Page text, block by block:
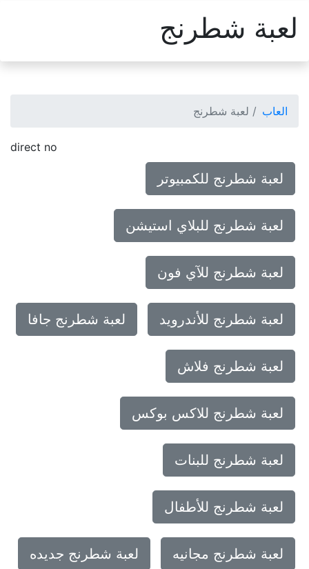
لعبة شطرنج
العاب لعبة شطرنج
direct no
لعبة شطرنج للكمبيوتر
لعبة شطرنج للبلاي استيشن
لعبة شطرنج للآي فون
لعبة شطرنج للأندرويد لعبة شطرنج جافا
لعبة شطرنج فلاش
لعبة شطرنج للاكس بوكس
لعبة شطرنج للبنات
لعبة شطرنج للأطفال
لعبة شطرنج مجانيه لعبة شطرنج جديده